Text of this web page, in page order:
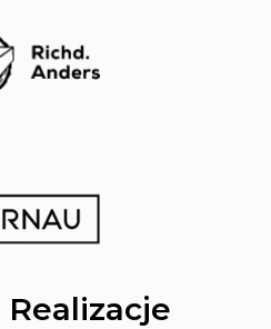
Realizacje